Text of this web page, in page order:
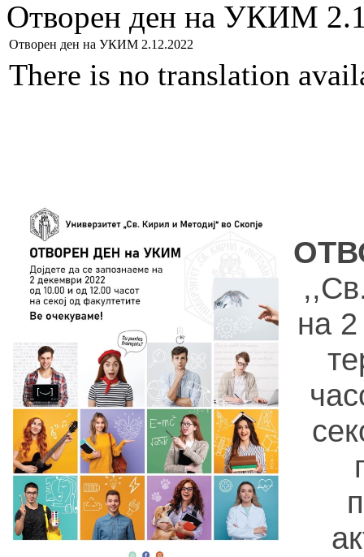
Отворен ден на УКИМ
Отворен ден на УКИМ 2.12.2022
There is no translation
на